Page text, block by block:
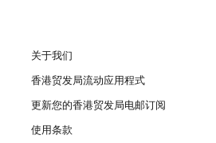
关于我们
香港贸发局流动应用程式
更新您的香港贸发局电邮订阅
使用条款